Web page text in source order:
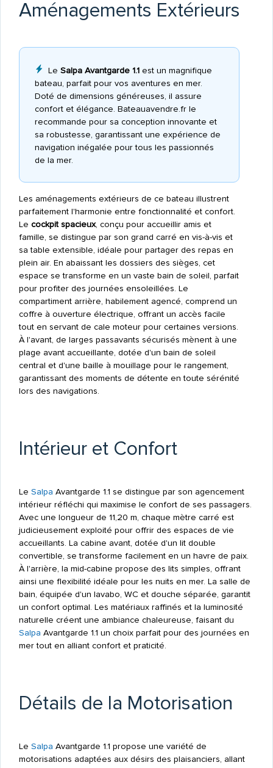
Aménagements Extérieurs
Le Salpa Avantgarde 1.1est un magnifique
bateau, parfait pour vos aventures en mer.
Doté de dimensions généreuses, il assure
confort et élégance. Bateauavendre.fr le
recommande pour sa conception innovante et
sa robustesse, garantissant une expérience de
navigation inégalée pour tous les passionnés
de la mer.
Les aménagements extérieurs de ce bateau illustrent
parfaitement l'harmonie entre fonctionnalité et confort.
Le cockpit spacieux, conçu pour accueillir amis et
famille, se distingue par son grand carré en vis-à-vis et
sa table extensible, idéale pour partager des repas en
plein air. En abaissant les dossiers des sièges, cet
espace se transforme en un vaste bain de soleil, parfait
pour profiter des journées ensoleillées. Le
compartiment arrière, habilement agencé, comprend un
coffre à ouverture électrique, offrant un accès facile
tout en servant de cale moteur pour certaines versions.
À l'avant, de larges passavants sécurisés mènent à une
plage avant accueillante, dotée d'un bain de soleil
central et d'une baille à mouillage pour le rangement,
garantissant des moments de détente en toute sérénité
lors des navigations.
Intérieur et Confort
Le Salpa Avantgarde 1.1 se distingue par son agencement
intérieur réfléchi qui maximise le confort de ses passagers.
Avec une longueur de 11,20 m, chaque mètre carré est
judicieusement exploité pour offrir des espaces de vie
accueillants. La cabine avant, dotée d'un lit double
convertible, se transforme facilement en un havre de paix.
À l'arrière, la mid-cabine propose des lits simples, offrant
ainsi une flexibilité idéale pour les nuits en mer. La salle de
bain, équipée d'un lavabo, WC et douche séparée, garantit
un confort optimal. Les matériaux raffinés et la luminosité
naturelle créent une ambiance chaleureuse, faisant du
Salpa Avantgarde 1.1 un choix parfait pour des journées en
mer tout en alliant confort et praticité.
Détails de la Motorisation
Le Salpa Avantgarde 1.1 propose une variété de
motorisations adaptées aux désirs des plaisanciers, allant